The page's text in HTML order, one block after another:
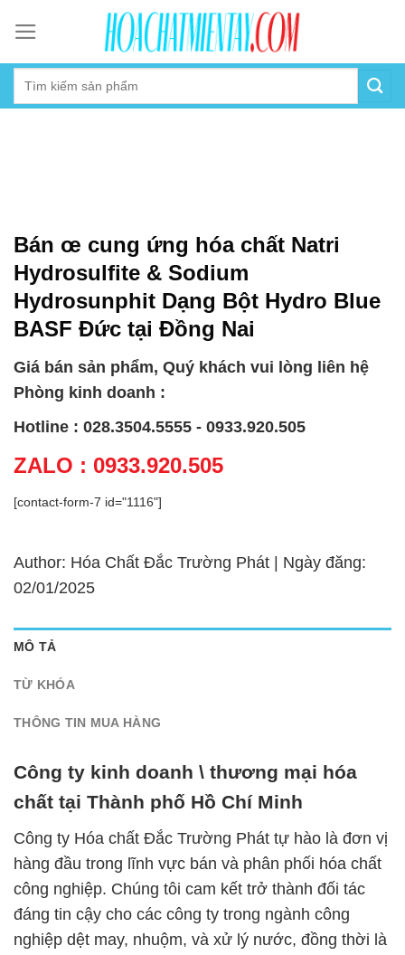
content
Bán œ cung ứng hóa chất Natri
Hydrosulfite & Sodium
Hydrosunphit Dạng Bột Hydro Blue
BASF Đức tại Đồng Nai
Giá bán sản phẩm, Quý khách vui lòng liên hệ
Phòng kinh doanh :
Hotline : 028.3504.5555 - 0933.920.505
ZALO : 0933.920.505
[contact-form-7 id="1116"]
Author: Hóa Chất Đắc Trường Phát | Ngày đăng:
02/01/2025
MÔ TẢ
TỪ KHÓA
THÔNG TIN MUA HÀNG
Công ty kinh doanh \ thương mại hóa
chất tại Thành phố Hồ Chí Minh
Công ty Hóa chất Đắc Trường Phát tự hào là đơn vị
hàng đầu trong lĩnh vực bán và phân phối hóa chất
công nghiệp. Chúng tôi cam kết trở thành đối tác
đáng tin cậy cho các công ty trong ngành công
nghiệp dệt may, nhuộm, và xử lý nước, đồng thời là